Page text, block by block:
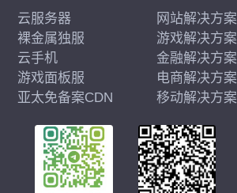
云服务器
裸金属独服
云手机
游戏面板服
亚太免备案CDN
网站解决方案
游戏解决方案
金融解决方案
电商解决方案
移动解决方案